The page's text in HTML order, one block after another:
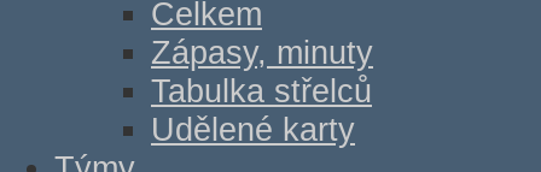
Celkem
Zápasy, minuty
Tabulka střelců
Udělené karty